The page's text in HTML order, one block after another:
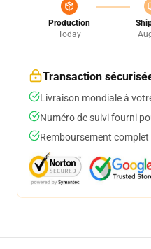
Production
Today
Transaction
Livraison mondiale à
Numéro de suivi fourni
Remboursement